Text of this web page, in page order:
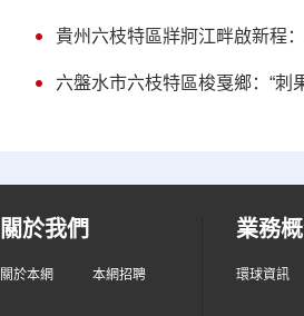
貴州六枝特區牂牁江畔啟新程
六盤水市六枝特區梭戛鄉：“刺
關於我們
關於本網 本網招聘
業務
環球資訊